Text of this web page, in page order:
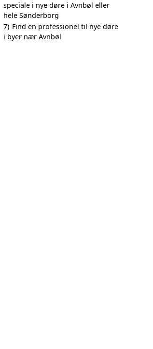
speciale i nye døre i Avnbøl eller
hele Sønderborg
7) Find en professionel til nye døre
i byer nær Avnbøl